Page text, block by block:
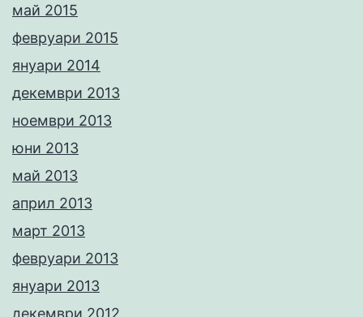
май 2015
февруари 2015
януари 2014
декември 2013
ноември 2013
юни 2013
май 2013
април 2013
март 2013
февруари 2013
януари 2013
декември 2012